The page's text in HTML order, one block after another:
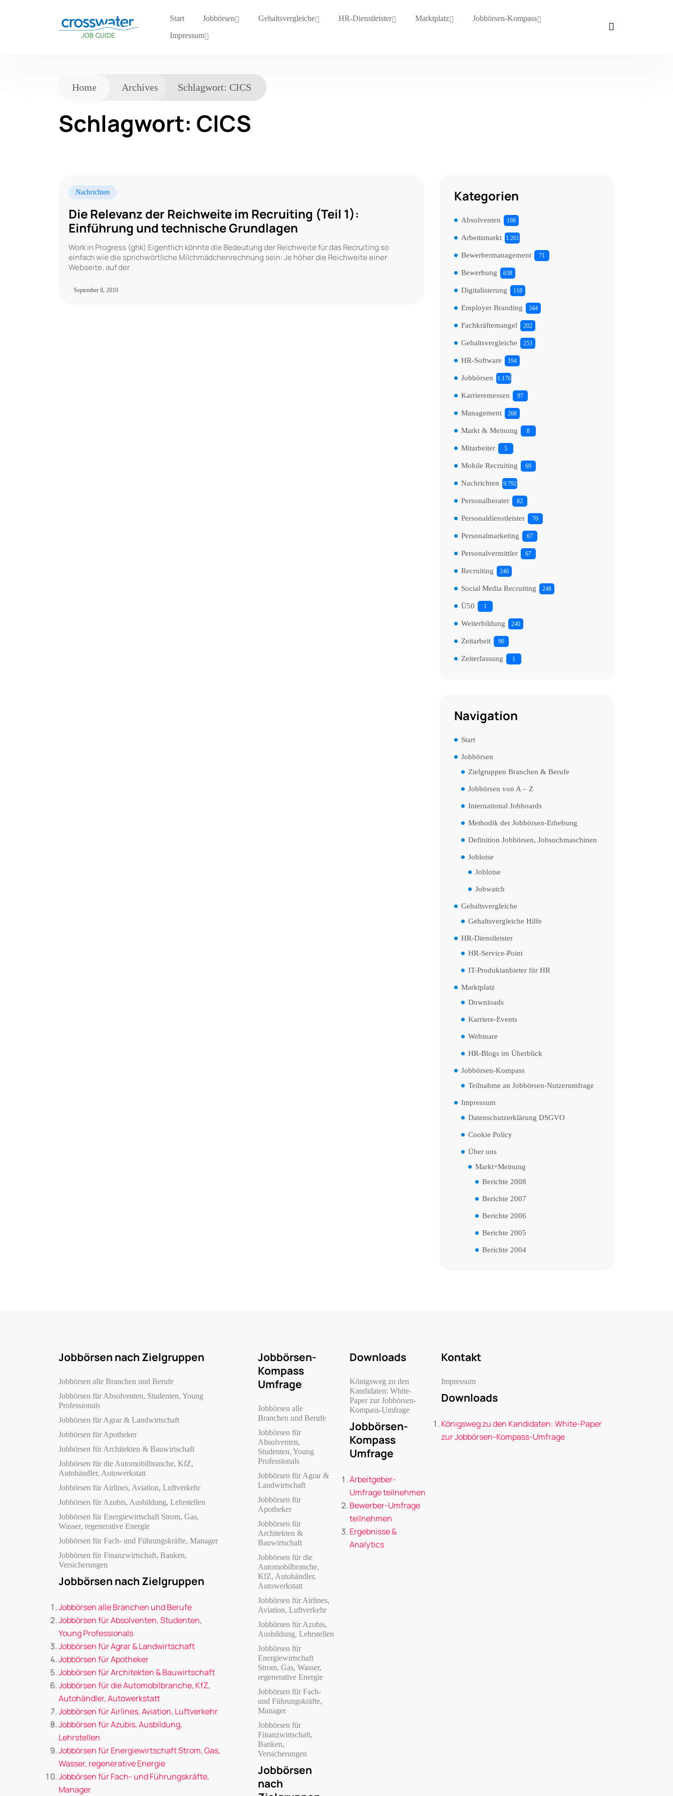
Start Jobbörsen Gehaltsvergleiche HR-Dienstleister Marktplatz
Jobbörsen-Kompass
Impressum
Home Archives Schlagwort: CICS
Schlagwort: CICS
Nachrichten
Die Relevanz der Reichweite im Recruiting (Teil 1):
Einführung und technische Grundlagen
Work in Progress (ghk) Eigentlich könnte die Bedeutung der Reichweite für das Recruiting so
einfach wie die sprichwörtliche Milchmädchenrechnung sein: Je höher die Reichweite einer
Webseite, auf der
September 8, 2010
Kategorien
Absolventen 198
Arbeitsmarkt 1.261
Bewerbermanagement 71
Bewerbung 638
Digitalisierung 118
Employer Branding 344
Fachkräftemangel 202
Gehaltsvergleiche 253
HR-Software 194
Jobbörsen 1.176
Karrieremessen 97
Management 268
Markt & Meinung 8
Mitarbeiter 5
Mobile Recruiting 69
Nachrichten 9.792
Personalberater 82
Personaldienstleister 70
Personalmarketing 67
Personalvermittler 67
Recruiting 240
Social Media Recruiting 248
Ü50 1
Weiterbildung 240
Zeitarbeit 90
Zeiterfassung 1
Navigation
Start
Jobbörsen
Zielgruppen Branchen & Berufe
Jobbörsen von A – Z
International Jobboards
Methodik der Jobbörsen-Erhebung
Definition Jobbörsen, Jobsuchmaschinen
Joblotse
Joblotse
Jobwatch
Gehaltsvergleiche
Gehaltsvergleiche Hilfe
HR-Dienstleister
HR-Service-Point
IT-Produktanbieter für HR
Marktplatz
Downloads
Karriere-Events
Webinare
HR-Blogs im Überblick
Jobbörsen-Kompass
Teilnahme an Jobbörsen-Nutzerumfrage
Impressum
Datenschutzerklärung DSGVO
Cookie Policy
Über uns
Markt+Meinung
Berichte 2008
Berichte 2007
Berichte 2006
Berichte 2005
Berichte 2004
Jobbörsen nach Zielgruppen
Jobbörsen alle Branchen und Berufe
Jobbörsen für Absolventen, Studenten, Young
Professionals
Jobbörsen für Agrar & Landwirtschaft
Jobbörsen für Apotheker
Jobbörsen für Architekten & Bauwirtschaft
Jobbörsen für die Automobilbranche, KfZ,
Autohändler, Autowerkstatt
Jobbörsen für Airlines, Aviation, Luftverkehr
Jobbörsen für Azubis, Ausbildung, Lehrstellen
Jobbörsen für Energiewirtschaft Strom, Gas,
Wasser, regenerative Energie
Jobbörsen für Fach- und Führungskräfte, Manager
Jobbörsen für Finanzwirtschaft, Banken,
Versicherungen
Jobbörsen nach Zielgruppen
Jobbörsen alle Branchen und Berufe
Jobbörsen für Absolventen, Studenten,
Young Professionals
Jobbörsen für Agrar & Landwirtschaft
Jobbörsen für Apotheker
Jobbörsen für Architekten & Bauwirtschaft
Jobbörsen für die Automobilbranche, KfZ,
Autohändler, Autowerkstatt
Jobbörsen für Airlines, Aviation, Luftverkehr
Jobbörsen für Azubis, Ausbildung,
Lehrstellen
Jobbörsen für Energiewirtschaft Strom, Gas,
Wasser, regenerative Energie
Jobbörsen für Fach- und Führungskräfte,
Manager
Jobbörsen-
Kompass
Umfrage
Jobbörsen alle
Branchen und Berufe
Jobbörsen für
Absolventen,
Studenten, Young
Professionals
Jobbörsen für Agrar &
Landwirtschaft
Jobbörsen für
Apotheker
Jobbörsen für
Architekten &
Bauwirtschaft
Jobbörsen für die
Automobilbranche,
KfZ, Autohändler,
Autowerkstatt
Jobbörsen für Airlines,
Aviation, Luftverkehr
Jobbörsen für Azubis,
Ausbildung, Lehrstellen
Jobbörsen für
Energiewirtschaft
Strom, Gas, Wasser,
regenerative Energie
Jobbörsen für Fach-
und Führungskräfte,
Manager
Jobbörsen für
Finanzwirtschaft,
Banken,
Versicherungen
Jobbörsen
nach
Downloads
Königsweg zu den
Kandidaten: White-
Paper zur Jobbörsen-
Kompass-Umfrage
Jobbörsen-
Kompass
Umfrage
Arbeitgeber-
Umfrage teilnehmen
Bewerber-Umfrage
teilnehmen
Ergebnisse &
Analytics
Kontakt
Impressum
Downloads
Königsweg zu den Kandidaten: White-Paper
zur Jobbörsen-Kompass-Umfrage